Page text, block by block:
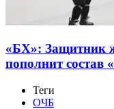
«БХ»: Защитник
пополнит
Теги
ОЧБ